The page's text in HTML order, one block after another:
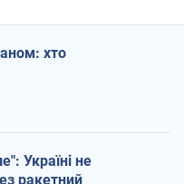
хто
Україні не
ракетний